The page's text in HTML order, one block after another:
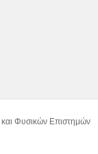
Φυσικών Επιστημών